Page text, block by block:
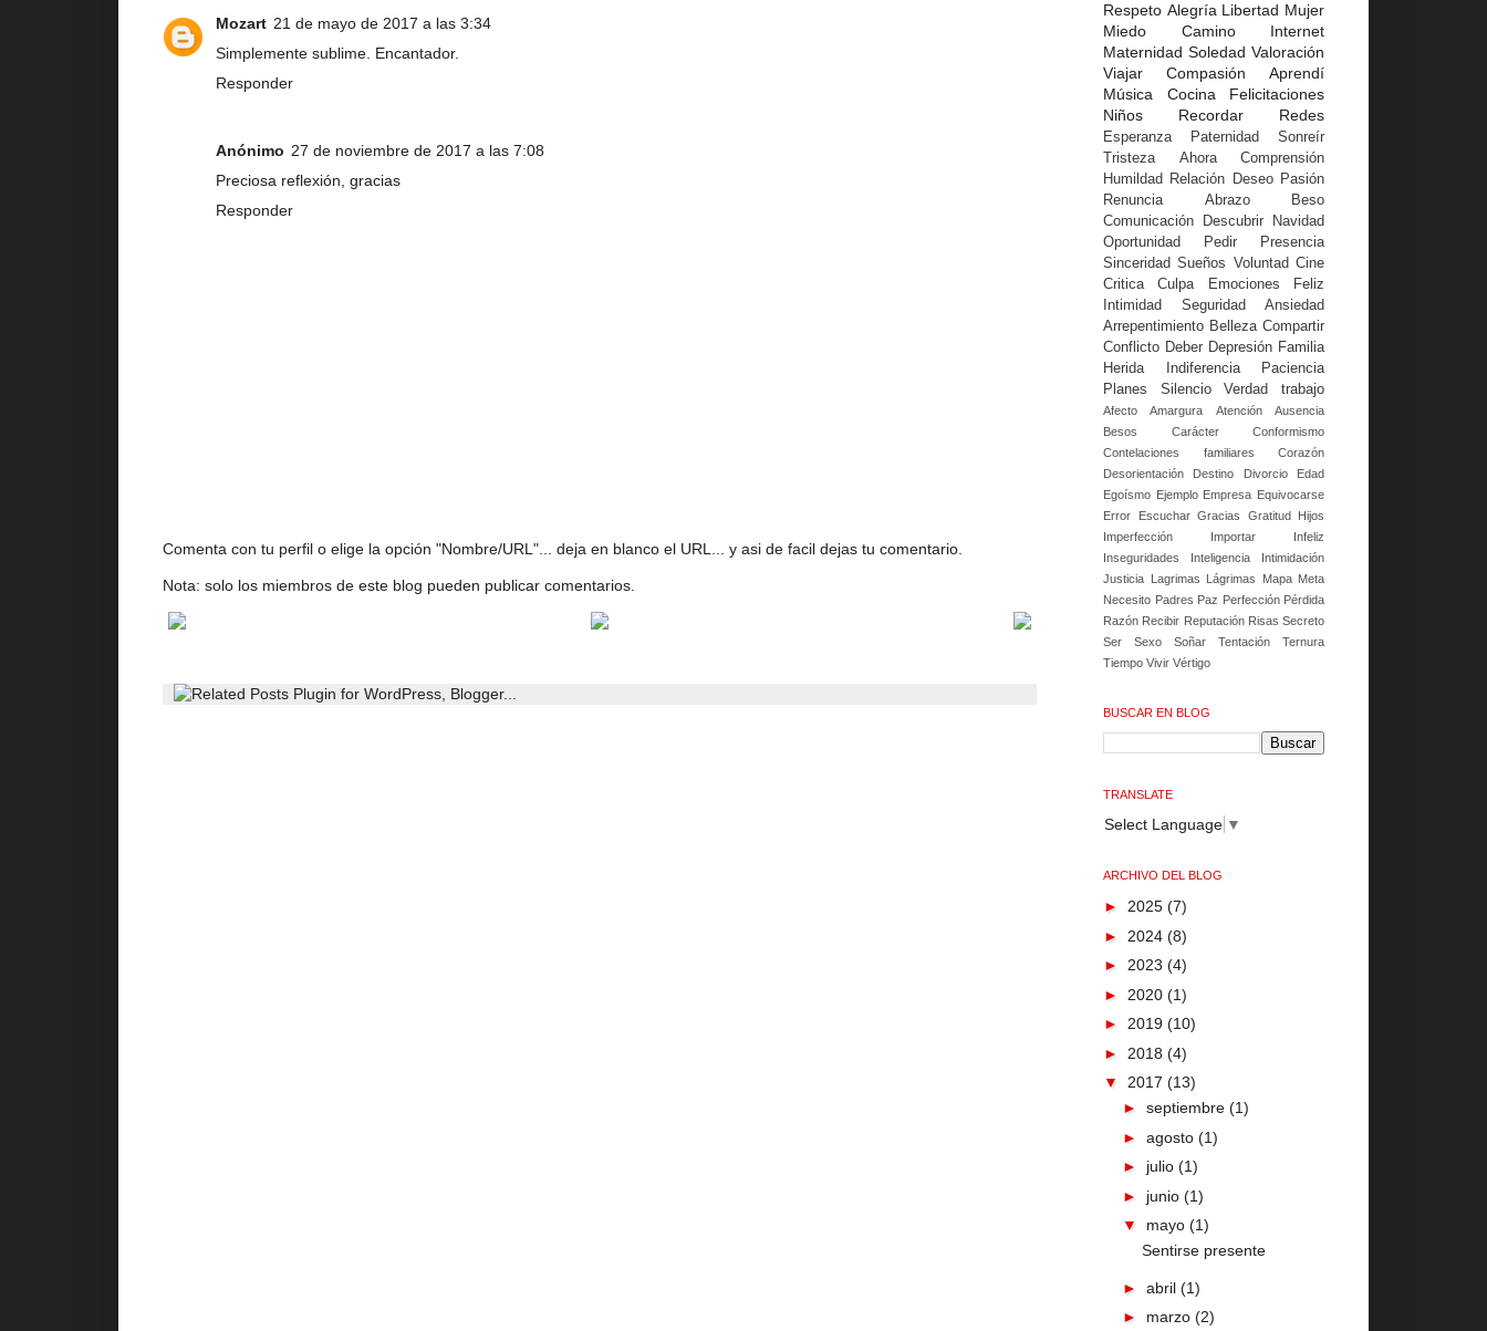
Mozart 21 de mayo de 2017 a las 3:34
Simplemente sublime. Encantador.
Responder
Anónimo 27 de noviembre de 2017 a las 7:08
Preciosa reflexión, gracias
Responder
Comenta con tu perfil o elige la opción "Nombre/URL"... deja en blanco el URL... y asi de facil dejas tu comentario.
Nota: solo los miembros de este blog pueden publicar comentarios.
Respeto Alegría Libertad Mujer
Miedo
Camino
Internet
Maternidad Soledad Valoración
Viajar
Compasión
Aprendí
Música
Cocina
Felicitaciones
Niños
Recordar Redes
Esperanza Paternidad
Sonreír
Tristeza
Ahora
Comprensión
Humildad
Relación Deseo Pasión
Renuncia
Abrazo
Beso
Comunicación
Descubrir
Navidad
Oportunidad
Pedir
Presencia
Sinceridad Sueños Voluntad Cine
Critica
Culpa Emociones
Feliz
Intimidad
Seguridad
Ansiedad
Arrepentimiento Belleza Compartir
Conflicto Deber Depresión Familia
Herida
Indiferencia
Paciencia
Planes
Silencio Verdad trabajo
Afecto Amargura Atención
Ausencia
Besos
Carácter
Conformismo
Contelaciones familiares
Corazón
Desorientación
Destino Divorcio
Edad
Egoísmo Ejemplo Empresa Equivocarse
Error
Escuchar Gracias Gratitud
Hijos
Imperfección
Importar
Infeliz
Inseguridades
Inteligencia
Intimidación
Justicia Lagrimas Lágrimas Mapa Meta
Necesito Padres Paz Perfección Pérdida
Razón Recibir Reputación Risas Secreto
Ser
Sexo Soñar Tentación
Ternura
Tiempo Vivir Vértigo
BUSCAR EN BLOG
TRANSLATE
Select Language ▼
ARCHIVO DEL BLOG
► 2025 (7)
► 2024 (8)
► 2023 (4)
► 2020 (1)
► 2019 (10)
► 2018 (4)
▼ 2017 (13)
► septiembre (1)
► agosto (1)
► julio (1)
► junio (1)
▼ mayo (1)
Sentirse presente
► abril (1)
► marzo (2)